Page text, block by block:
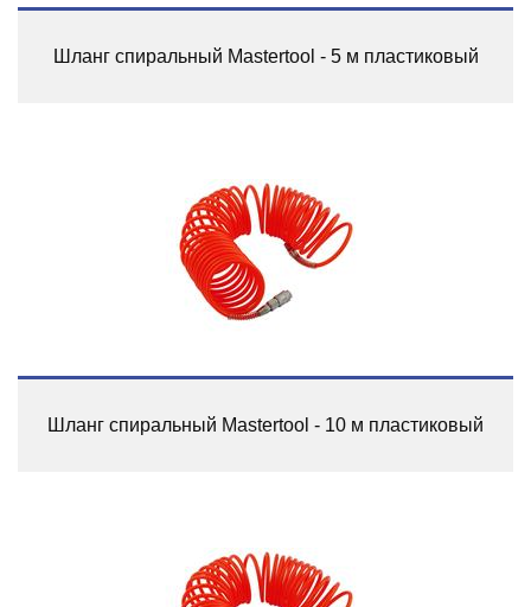
Шланг спиральный Mastertool - 5 м пластиковый
Шланг спиральный Mastertool - 10 м пластиковый